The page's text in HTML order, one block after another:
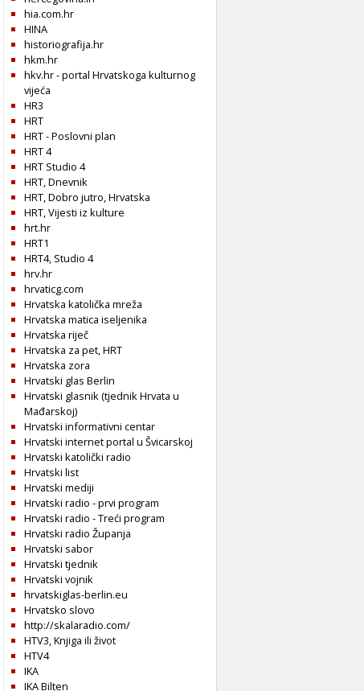
hia.com.hr
HINA
historiografija.hr
hkm.hr
hkv.hr - portal Hrvatskoga kulturnog
vijeća
HR3
HRT
HRT - Poslovni plan
HRT 4
HRT Studio 4
HRT, Dnevnik
HRT, Dobro jutro, Hrvatska
HRT, Vijesti iz kulture
hrt.hr
HRT1
HRT4, Studio 4
hrv.hr
hrvaticg.com
Hrvatska katolička mreža
Hrvatska matica iseljenika
Hrvatska riječ
Hrvatska za pet, HRT
Hrvatska zora
Hrvatski glas Berlin
Hrvatski glasnik (tjednik Hrvata u
Mađarskoj)
Hrvatski informativni centar
Hrvatski internet portal u Švicarskoj
Hrvatski katolički radio
Hrvatski list
Hrvatski mediji
Hrvatski radio - prvi program
Hrvatski radio - Treći program
Hrvatski radio Županja
Hrvatski sabor
Hrvatski tjednik
Hrvatski vojnik
hrvatskiglas-berlin.eu
Hrvatsko slovo
http://skalaradio.com/
HTV3, Knjiga ili život
HTV4
IKA
IKA Bilten